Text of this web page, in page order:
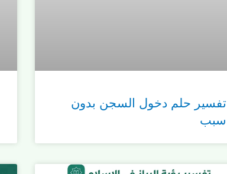
تفسير حلم دخول السجن بدون
سبب